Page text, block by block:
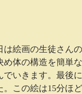
は絵画の生徒さん
め体の構造を簡単
でいきます。最後
。この絵は15分ほ